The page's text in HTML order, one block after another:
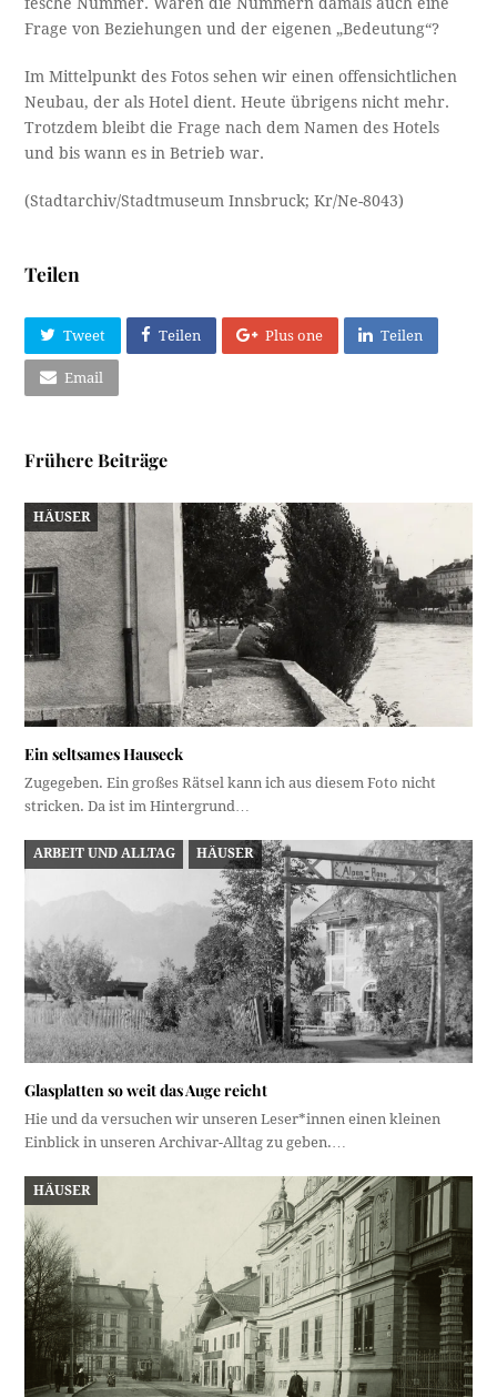
Frage von Beziehungen und der eigenen „Bedeutung“?
Im Mittelpunkt des Fotos sehen wir einen offensichtlichen
Neubau, der als Hotel dient. Heute übrigens nicht mehr.
Trotzdem bleibt die Frage nach dem Namen des Hotels
und bis wann es in Betrieb war.
(Stadtarchiv/Stadtmuseum Innsbruck; Kr/Ne-8043)
Teilen
Tweet Teilen Plus one Teilen
Email
Frühere Beiträge
HÄUSER
Ein seltsames Hauseck
Zugegeben. Ein großes Rätsel kann ich aus diesem Foto nicht
stricken. Da ist im Hintergrund…
ARBEIT UND ALLTAG HÄUSER
Glasplatten so weit das Auge reicht
Hie und da versuchen wir unseren Leser*innen einen kleinen
Einblick in unseren Archivar-Alltag zu geben.…
HÄUSER